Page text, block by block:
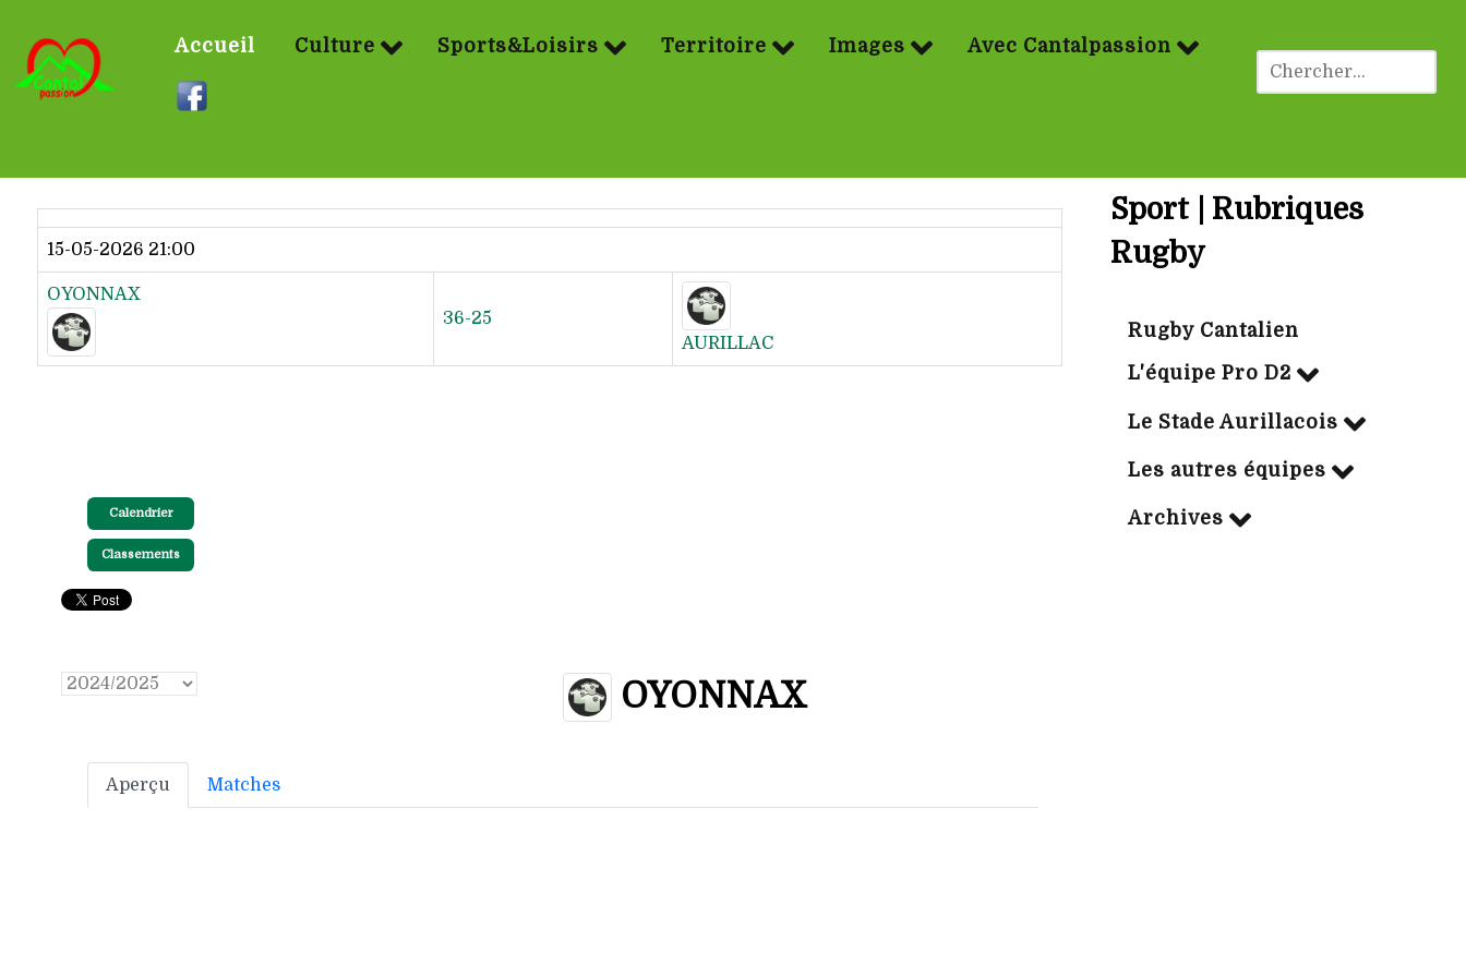
Accueil Culture Sports&Loisirs Territoire Images Avec Cantalpassion
15-05-2026 21:00
OYONNAX
36-25
AURILLAC
Calendrier
Classements
OYONNAX
Aperçu Matches
Sport | Rubriques
Rugby
Rugby Cantalien
L'équipe Pro D2
Le Stade Aurillacois
Les autres équipes
Archives